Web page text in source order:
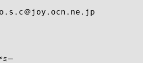
＠joy.ocn.ne.jp
ミー